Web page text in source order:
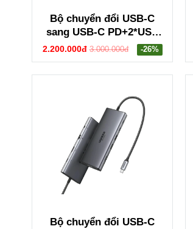
Bộ chuyển đổi USB-C
sang USB-C PD+2*USB
3.2+USB-C 3.2+2*USB
3.0+RJ45+2*HDMI+DP+SD
/TF+3.5mm hỗ trợ 4K
2.200.000đ 3.000.000đ -26%
Bộ chuyển đổi USB-C